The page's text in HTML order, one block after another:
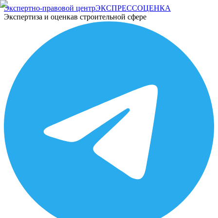
Экспертно-правовой центрЭКСПРЕССОЦЕНКА
Экспертиза и оценкав строительной сфере